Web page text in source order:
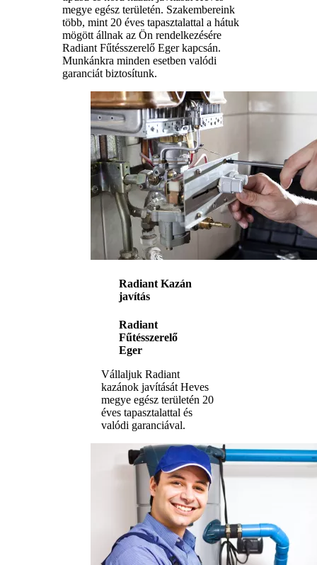
megye egész területén. Szakembereink
több, mint 20 éves tapasztalattal a hátuk
mögött állnak az Ön rendelkezésére
Radiant Fűtésszerelő Eger kapcsán.
Munkánkra minden esetben valódi
garanciát biztosítunk.
Radiant Kazán
javítás
Radiant
Fűtésszerelő
Eger
Vállaljuk Radiant
kazánok javítását Heves
megye egész területén 20
éves tapasztalattal és
valódi garanciával.